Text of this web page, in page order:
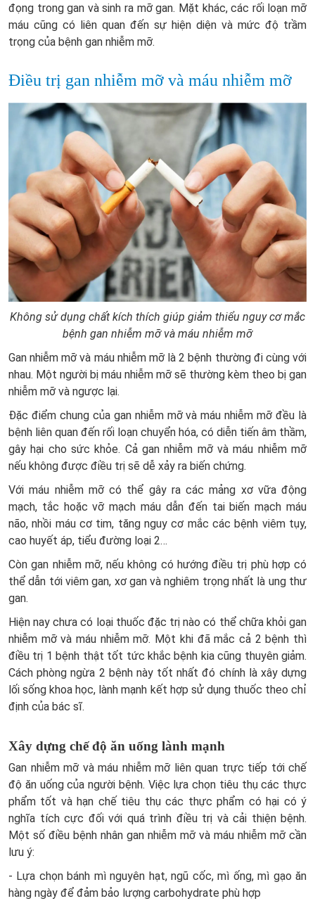
đọng trong gan và sinh ra mỡ gan. Mặt khác, các rối loạn mỡ
máu cũng có liên quan đến sự hiện diện và mức độ trầm
trọng của bệnh gan nhiễm mỡ.
Điều trị gan nhiễm mỡ và máu nhiễm mỡ
Không sử dụng chất kích thích giúp giảm thiểu nguy cơ mắc
bệnh gan nhiễm mỡ và máu nhiễm mỡ
Gan nhiễm mỡ và máu nhiễm mỡ là 2 bệnh thường đi cùng với
nhau. Một người bị máu nhiễm mỡ sẽ thường kèm theo bị gan
nhiễm mỡ và ngược lại.
Đặc điểm chung của gan nhiễm mỡ và máu nhiễm mỡ đều là
bệnh liên quan đến rối loạn chuyển hóa, có diễn tiến âm thầm,
gây hại cho sức khỏe. Cả gan nhiễm mỡ và máu nhiễm mỡ
nếu không được điều trị sẽ dễ xảy ra biến chứng.
Với máu nhiễm mỡ có thể gây ra các mảng xơ vữa động
mạch, tắc hoặc vỡ mạch máu dẫn đến tai biến mạch máu
não, nhồi máu cơ tim, tăng nguy cơ mắc các bệnh viêm tụy,
cao huyết áp, tiểu đường loại 2…
Còn gan nhiễm mỡ, nếu không có hướng điều trị phù hợp có
thể dẫn tới viêm gan, xơ gan và nghiêm trọng nhất là ung thư
gan.
Hiện nay chưa có loại thuốc đặc trị nào có thể chữa khỏi gan
nhiễm mỡ và máu nhiễm mỡ. Một khi đã mắc cả 2 bệnh thì
điều trị 1 bệnh thật tốt tức khắc bệnh kia cũng thuyên giảm.
Cách phòng ngừa 2 bệnh này tốt nhất đó chính là xây dựng
lối sống khoa học, lành mạnh kết hợp sử dụng thuốc theo chỉ
định của bác sĩ.
Xây dựng chế độ ăn uống lành mạnh
Gan nhiễm mỡ và máu nhiễm mỡ liên quan trực tiếp tới chế
độ ăn uống của người bệnh. Việc lựa chọn tiêu thụ các thực
phẩm tốt và hạn chế tiêu thụ các thực phẩm có hại có ý
nghĩa tích cực đối với quá trình điều trị và cải thiện bệnh.
Một số điều bệnh nhân gan nhiễm mỡ và máu nhiễm mỡ cần
lưu ý:
- Lựa chọn bánh mì nguyên hạt, ngũ cốc, mì ống, mì gạo ăn
hàng ngày để đảm bảo lượng carbohydrate phù hợp